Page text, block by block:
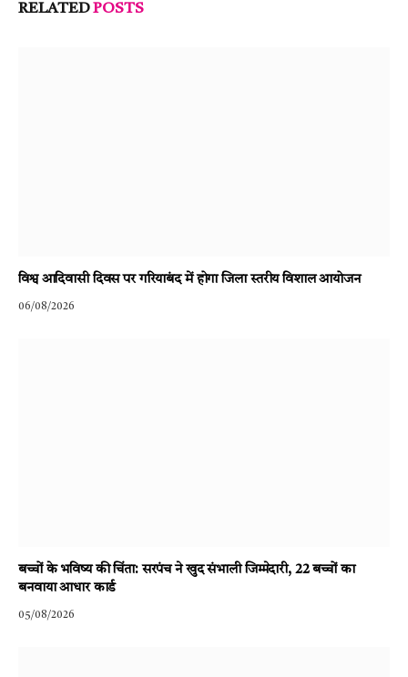
RELATEDPOSTS
विश्व आदिवासी दिवस पर गरियाबंद में होगा जिला स्तरीय विशाल आयोजन
06/08/2026
बच्चों के भविष्य की चिंता: सरपंच ने खुद संभाली जिम्मेदारी, 22 बच्चों का
बनवाया आधार कार्ड
05/08/2026